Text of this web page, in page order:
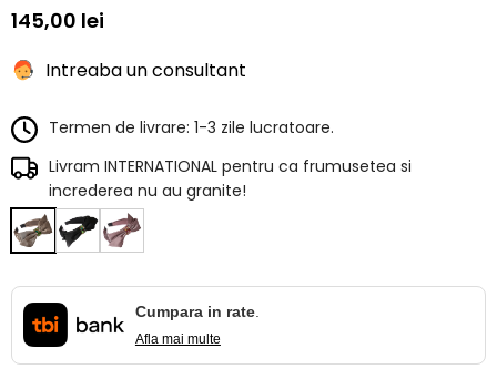
145,00 lei
Intreaba un consultant
Termen de livrare: 1-3 zile lucratoare.
Livram INTERNATIONAL pentru ca frumusetea si
increderea nu au granite!
Cumpara in rate.
Afla mai multe